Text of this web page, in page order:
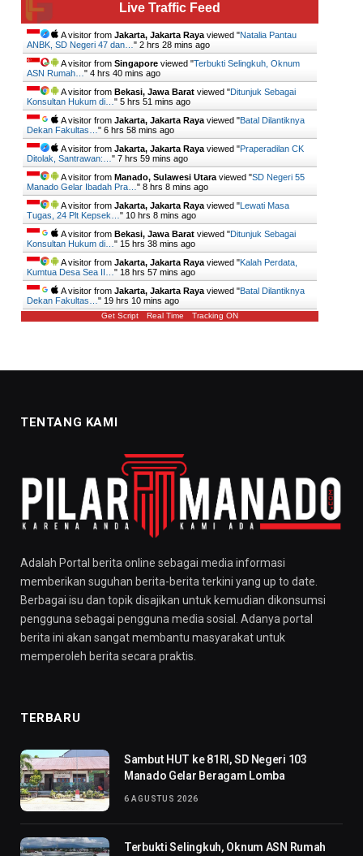
Live Traffic Feed
A visitor from Jakarta, Jakarta Raya viewed "Natalia Pantau
ANBK, SD Negeri 47 dan… " 2 hrs 28 mins ago
A visitor from Singapore viewed "Terbukti Selingkuh, Oknum
ASN Rumah… " 4 hrs 40 mins ago
A visitor from Bekasi, Jawa Barat viewed "Ditunjuk Sebagai
Konsultan Hukum di… " 5 hrs 51 mins ago
A visitor from Jakarta, Jakarta Raya viewed "Batal Dilantiknya
Dekan Fakultas… " 6 hrs 58 mins ago
A visitor from Jakarta, Jakarta Raya viewed "Praperadilan CK
Ditolak, Santrawan:… " 7 hrs 59 mins ago
A visitor from Manado, Sulawesi Utara viewed "SD Negeri 55
Manado Gelar Ibadah Pra… " 8 hrs 8 mins ago
A visitor from Jakarta, Jakarta Raya viewed " Lewati Masa
Tugas, 24 Plt Kepsek… " 10 hrs 8 mins ago
A visitor from Bekasi, Jawa Barat viewed "Ditunjuk Sebagai
Konsultan Hukum di… " 15 hrs 38 mins ago
A visitor from Jakarta, Jakarta Raya viewed "Kalah Perdata,
Kumtua Desa Sea II… " 18 hrs 57 mins ago
A visitor from Jakarta, Jakarta Raya viewed "Batal Dilantiknya
Dekan Fakultas… " 19 hrs 10 mins ago
Get Script Real Time Tracking ON
TENTANG KAMI
Adalah Portal berita online sebagai media informasi
memberikan suguhan berita-berita terkini yang up to date.
Berbagai isu dan topik disajikan untuk kemudian dikonsumsi
pengguna sebagai pengguna media sosial. Adanya portal
berita ini akan sangat membantu masyarakat untuk
memperoleh berita secara praktis.
TERBARU
Sambut HUT ke 81RI, SD Negeri 103
Manado Gelar Beragam Lomba
6 AGUSTUS 2026
Terbukti Selingkuh, Oknum ASN Rumah